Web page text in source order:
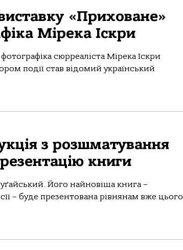
«Приховане»
Мірека Іскри
сюрреаліста Мірека Іскри
події став відомий український
з розшматування
книги
Його найновіша книга –
– буде презентована рівнянам вже цього